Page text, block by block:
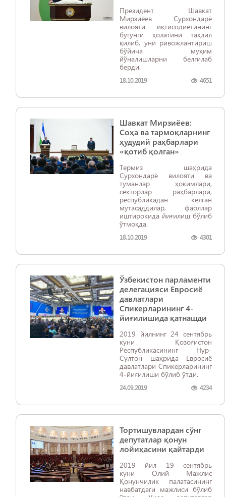
Президент Шавкат
Мирзиёев Сурхондарё
вилояти иқтисодиётининг
бугунги ҳолатини таҳлил
қилиб, уни ривожлантириш
бўйича муҳим
йўналишларни белгилаб
берди.
18.10.2019 4651
Шавкат Мирзиёев:
Соҳа ва тармоқларнинг
ҳудудий раҳбарлари
«қотиб қолган»
Термиз шаҳрида
Сурхондарё вилояти ва
туманлар ҳокимлари,
секторлар раҳбарлари,
республикадан келган
мутасаддилар, фаоллар
иштирокида йиғилиш бўлиб
ўтмоқда.
18.10.2019 4301
Ўзбекистон парламенти
делегацияси Евросиё
давлатлари
Спикерларининг 4-
йиғилишида қатнашди
2019 йилнинг 24 сентябрь
куни Қозоғистон
Республикасининг Нур-
Султон шаҳрида Евросиё
давлатлари Спикерларининг
4-йиғилиши бўлиб ўтди.
24.09.2019 4234
Тортишувлардан сўнг
депутатлар қонун
лойиҳасини қайтарди
2019 йил 19 сентябрь
куни Олий Мажлис
Қонунчилик палатасининг
навбатдаги мажлиси бўлиб